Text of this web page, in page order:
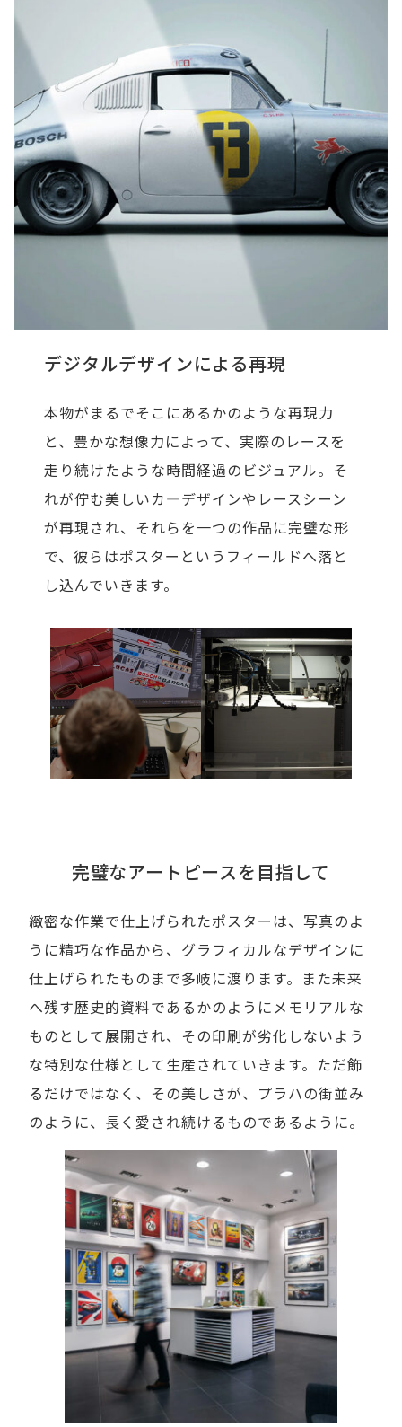
デジタルデザインによる再現
本物がまるでそこにあるかのような再現力
と、豊かな想像力によって、実際のレースを
走り続けたような時間経過のビジュアル。そ
れが佇む美しいカ―デザインやレースシーン
が再現され、それらを一つの作品に完璧な形
で、彼らはポスターというフィールドへ落と
し込んでいきます。
完璧なアートピースを目指して
緻密な作業で仕上げられたポスターは、写真のよ
うに精巧な作品から、グラフィカルなデザインに
仕上げられたものまで多岐に渡ります。また未来
へ残す歴史的資料であるかのようにメモリアルな
ものとして展開され、その印刷が劣化しないよう
な特別な仕様として生産されていきます。ただ飾
るだけではなく、その美しさが、プラハの街並み
のように、長く愛され続けるものであるように。